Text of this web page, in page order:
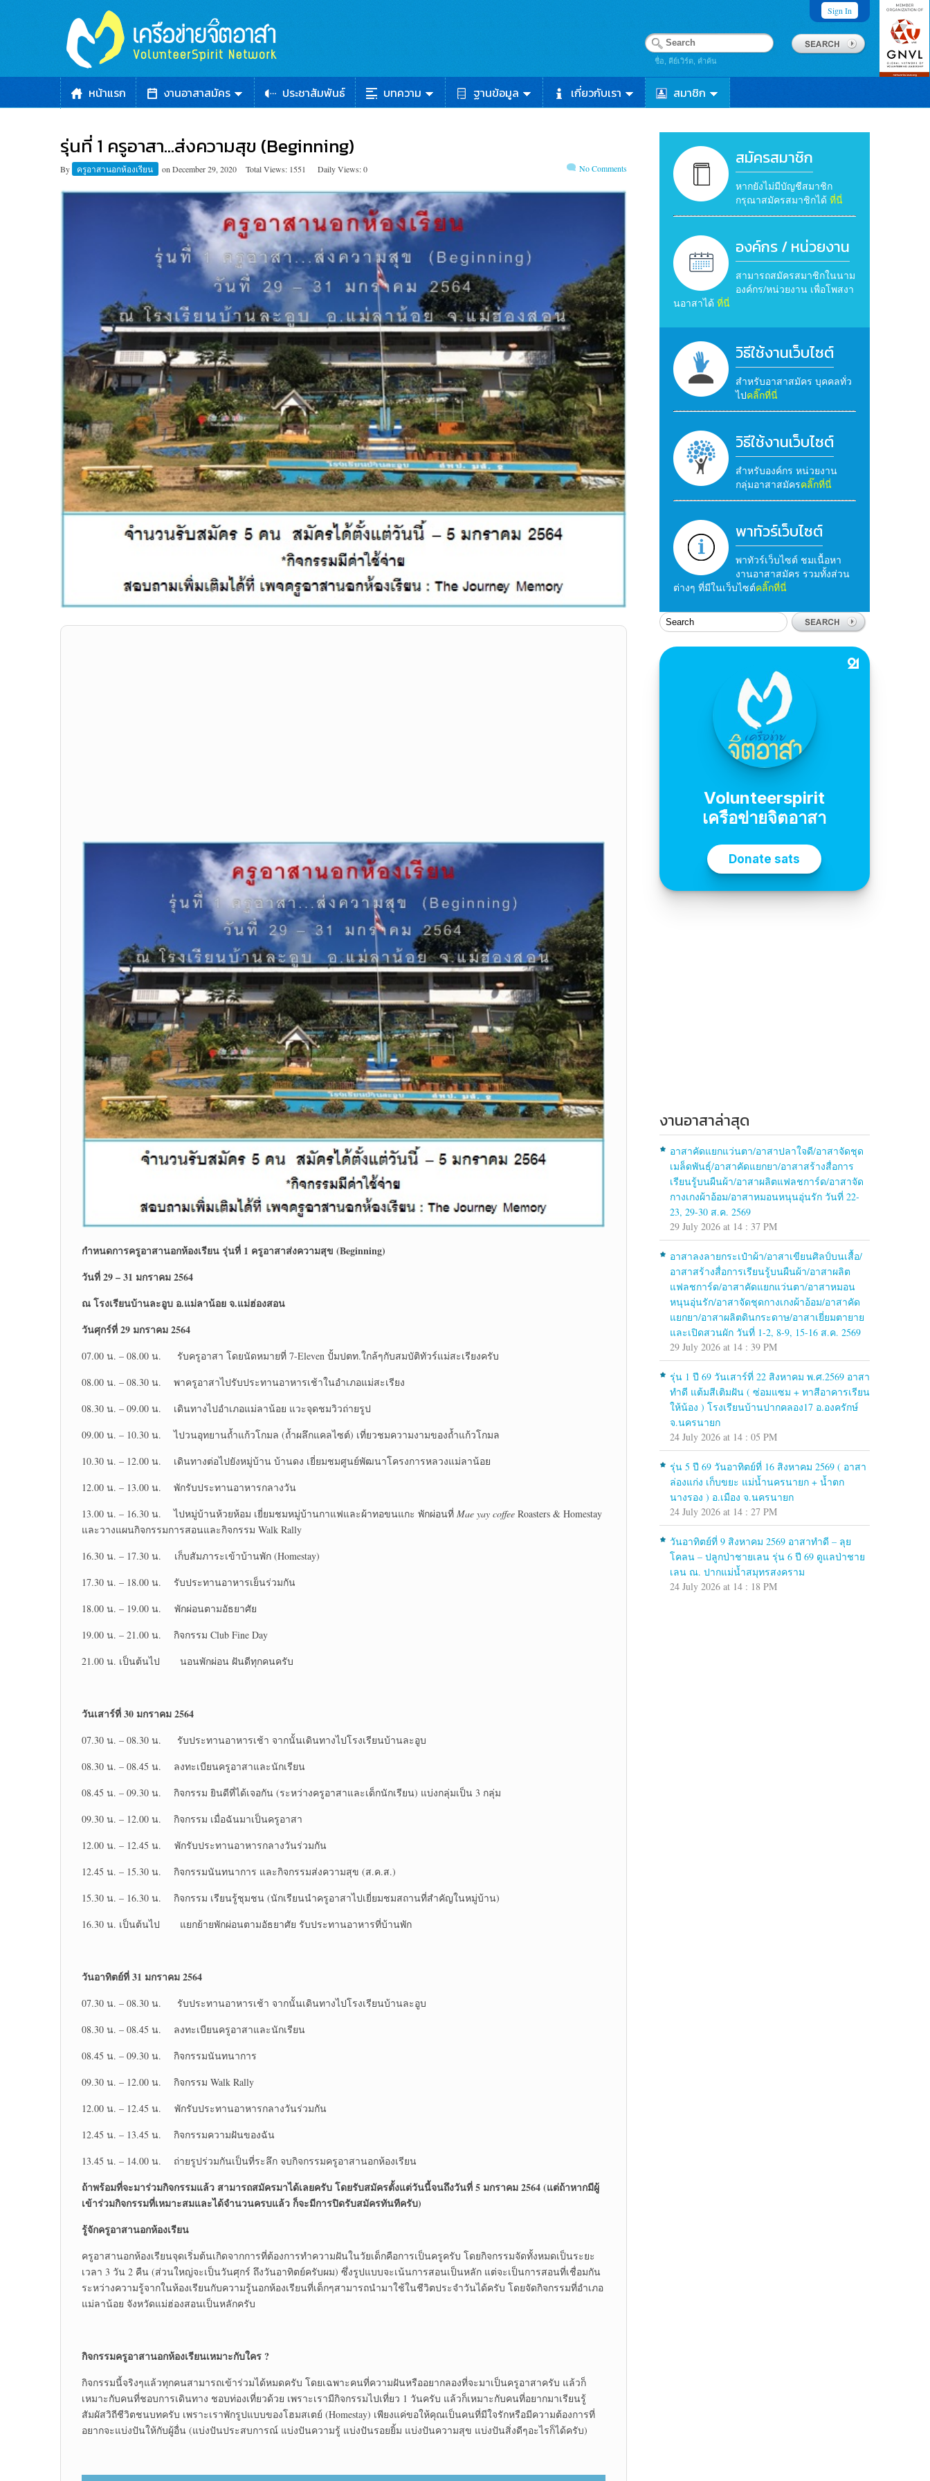
Sign In
ชื่อ, คีย์เวิร์ด, คำค้น
หน้าแรก งานอาสาสมัคร ประชาสัมพันธ์ บทความ ฐานข้อมูล เกี่ยวกับเรา สมาชิก
รุ่นที่ 1 ครูอาสา…ส่งความสุข (Beginning)
By ครูอาสานอกห้องเรียน on December 29, 2020 Total Views: 1551 Daily Views: 0 No Comments
กำหนดการครูอาสานอกห้องเรียน รุ่นที่ 1 ครูอาสาส่งความสุข (Beginning)
วันที่29 – 31 มกราคม 2564
ณ โรงเรียนบ้านละอูบ อ.แม่ลาน้อย จ.แม่ฮ่องสอน
วันศุกร์ที่29 มกราคม 2564
07.00 น. – 08.00 น. รับครูอาสา โดยนัดหมายที่ 7-Eleven ปั้มปตท.ใกล้ๆกับสมบัติทัวร์แม่สะเรียงครับ
08.00 น. – 08.30 น. พาครูอาสาไปรับประทานอาหารเช้าในอำเภอแม่สะเรียง
08.30 น. – 09.00 น. เดินทางไปอำเภอแม่ลาน้อย แวะจุดชมวิวถ่ายรูป
09.00 น. – 10.30 น. ไปวนอุทยานถ้ำแก้วโกมล (ถ้ำผลึกแคลไซต์) เที่ยวชมความงามของถ้ำแก้วโกมล
10.30 น. – 12.00 น. เดินทางต่อไปยังหมู่บ้าน บ้านดง เยี่ยมชมศูนย์พัฒนาโครงการหลวงแม่ลาน้อย
12.00 น. – 13.00 น. พักรับประทานอาหารกลางวัน
13.00 น. – 16.30 น. ไปหมู่บ้านห้วยห้อม เยี่ยมชมหมู่บ้านกาแฟและผ้าทอขนแกะ พักผ่อนที่ Mae yay coffee Roasters & Homestay
และวางแผนกิจกรรมการสอนและกิจกรรม Walk Rally
16.30 น. – 17.30 น. เก็บสัมภาระเข้าบ้านพัก (Homestay)
17.30 น. – 18.00 น. รับประทานอาหารเย็นร่วมกัน
18.00 น. – 19.00 น. พักผ่อนตามอัธยาศัย
19.00 น. – 21.00 น. กิจกรรม Club Fine Day
21.00 น. เป็นต้นไป นอนพักผ่อน ฝันดีทุกคนครับ
วันเสาร์ที่30 มกราคม 2564
07.30 น. – 08.30 น. รับประทานอาหารเช้า จากนั้นเดินทางไปโรงเรียนบ้านละอูบ
08.30 น. – 08.45 น. ลงทะเบียนครูอาสาและนักเรียน
08.45 น. – 09.30 น. กิจกรรม ยินดีที่ได้เจอกัน (ระหว่างครูอาสาและเด็กนักเรียน) แบ่งกลุ่มเป็น 3 กลุ่ม
09.30 น. – 12.00 น. กิจกรรม เมื่อฉันมาเป็นครูอาสา
12.00 น. – 12.45 น. พักรับประทานอาหารกลางวันร่วมกัน
12.45 น. – 15.30 น. กิจกรรมนันทนาการ และกิจกรรมส่งความสุข (ส.ค.ส.)
15.30 น. – 16.30 น. กิจกรรม เรียนรู้ชุมชน (นักเรียนนำครูอาสาไปเยี่ยมชมสถานที่สำคัญในหมู่บ้าน)
16.30 น. เป็นต้นไป แยกย้ายพักผ่อนตามอัธยาศัย รับประทานอาหารที่บ้านพัก
วันอาทิตย์ที่31 มกราคม 2564
07.30 น. – 08.30 น. รับประทานอาหารเช้า จากนั้นเดินทางไปโรงเรียนบ้านละอูบ
08.30 น. – 08.45 น. ลงทะเบียนครูอาสาและนักเรียน
08.45 น. – 09.30 น. กิจกรรมนันทนาการ
09.30 น. – 12.00 น. กิจกรรม Walk Rally
12.00 น. – 12.45 น. พักรับประทานอาหารกลางวันร่วมกัน
12.45 น. – 13.45 น. กิจกรรมความฝันของฉัน
13.45 น. – 14.00 น. ถ่ายรูปร่วมกันเป็นที่ระลึก จบกิจกรรมครูอาสานอกห้องเรียน
ถ้าพร้อมที่จะมาร่วมกิจกรรมแล้ว สามารถสมัครมาได้เลยครับ โดยรับสมัครตั้งแต่วันนี้จนถึงวันที่ 5 มกราคม 2564 (แต่ถ้าหากมีผู้
เข้าร่วมกิจกรรมที่เหมาะสมและได้จำนวนครบแล้ว ก็จะมีการปิดรับสมัครทันทีครับ)
รู้จักครูอาสานอกห้องเรียน
ครูอาสานอกห้องเรียนจุดเริ่มต้นเกิดจากการที่ต้องการทำความฝันในวัยเด็กคือการเป็นครูครับ โดยกิจกรรมจัดทั้งหมดเป็นระยะ
เวลา 3 วัน 2 คืน (ส่วนใหญ่จะเป็นวันศุกร์ ถึงวันอาทิตย์ครับผม) ซึ่งรูปแบบจะเน้นการสอนเป็นหลัก แต่จะเป็นการสอนที่เชื่อมกัน
ระหว่างความรู้จากในห้องเรียนกับความรู้นอกห้องเรียนที่เด็กๆสามารถนำมาใช้ในชีวิตประจำวันได้ครับ โดยจัดกิจกรรมที่อำเภอ
แม่ลาน้อย จังหวัดแม่ฮ่องสอนเป็นหลักครับ
กิจกรรมครูอาสานอกห้องเรียนเหมาะกับใคร ?
กิจกรรมนี้จริงๆแล้วทุกคนสามารถเข้าร่วมได้หมดครับ โดยเฉพาะคนที่ความฝันหรืออยากลองที่จะมาเป็นครูอาสาครับ แล้วก็
เหมาะกับคนที่ชอบการเดินทาง ชอบท่องเที่ยวด้วย เพราะเรามีกิจกรรมไปเที่ยว 1 วันครับ แล้วก็เหมาะกับคนที่อยากมาเรียนรู้
สัมผัสวิถีชีวิตชนบทครับ เพราะเราพักรูปแบบของโฮมสเตย์ (Homestay) เพียงแค่ขอให้คุณเป็นคนที่มีใจรักหรือมีความต้องการที่
อยากจะแบ่งปันให้กับผู้อื่น (แบ่งปันประสบการณ์ แบ่งปันความรู้ แบ่งปันรอยยิ้ม แบ่งปันความสุข แบ่งปันสิ่งดีๆอะไรก็ได้ครับ)
สมัครสมาชิก
หากยังไม่มีบัญชีสมาชิก
กรุณาสมัครสมาชิกได้ ที่นี่
องค์กร / หน่วยงาน
สามารถสมัครสมาชิกในนาม
องค์กร/หน่วยงาน เพื่อโพสงา
นอาสาได้ ที่นี่
วิธีใช้งานเว็บไซต์
สำหรับอาสาสมัคร บุคคลทั่ว
ไปคลิ๊กที่นี่
วิธีใช้งานเว็บไซต์
สำหรับองค์กร หน่วยงาน
กลุ่มอาสาสมัครคลิ๊กที่นี่
พาทัวร์เว็บไซต์
พาทัวร์เว็บไซต์ ชมเนื้อหา
งานอาสาสมัคร รวมทั้งส่วน
ต่างๆ ที่มีในเว็บไซต์คลิ๊กที่นี่
งานอาสาล่าสุด
อาสาคัดแยกแว่นตา/อาสาปลาใจดี/อาสาจัดชุด
เมล็ดพันธุ์/อาสาคัดแยกยา/อาสาสร้างสื่อการ
เรียนรู้บนผืนผ้า/อาสาผลิตแฟลชการ์ด/อาสาจัด
กางเกงผ้าอ้อม/อาสาหมอนหนุนอุ่นรัก วันที่ 22-
23, 29-30 ส.ค. 2569
29 July 2026 at 14 : 37 PM
อาสาลงลายกระเป๋าผ้า/อาสาเขียนศิลป์บนเสื้อ/
อาสาสร้างสื่อการเรียนรู้บนผืนผ้า/อาสาผลิต
แฟลชการ์ด/อาสาคัดแยกแว่นตา/อาสาหมอน
หนุนอุ่นรัก/อาสาจัดชุดกางเกงผ้าอ้อม/อาสาคัด
แยกยา/อาสาผลิตดินกระดาษ/อาสาเยี่ยมตายาย
และเปิดสวนผัก วันที่ 1-2, 8-9, 15-16 ส.ค. 2569
29 July 2026 at 14 : 39 PM
รุ่น 1 ปี 69 วันเสาร์ที่ 22 สิงหาคม พ.ศ.2569 อาสา
ทำดี แต้มสีเติมฝัน ( ซ่อมแซม + ทาสีอาคารเรียน
ให้น้อง ) โรงเรียนบ้านปากคลอง17 อ.องครักษ์
จ.นครนายก
24 July 2026 at 14 : 05 PM
รุ่น 5 ปี 69 วันอาทิตย์ที่ 16 สิงหาคม 2569 ( อาสา
ล่องแก่ง เก็บขยะ แม่น้ำนครนายก + น้ำตก
นางรอง ) อ.เมือง จ.นครนายก
24 July 2026 at 14 : 27 PM
วันอาทิตย์ที่ 9 สิงหาคม 2569 อาสาทำดี – ลุย
โคลน – ปลูกป่าชายเลน รุ่น 6 ปี 69 ดูแลป่าชาย
เลน ณ. ปากแม่น้ำสมุทรสงคราม
24 July 2026 at 14 : 18 PM